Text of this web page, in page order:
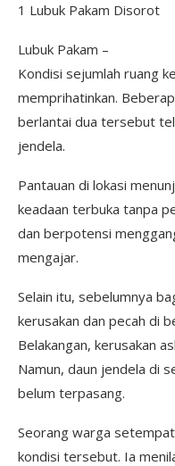
1 Lubuk Pakam Disorot
Lubuk Pakam –
Kondisi sejumlah ruang
memprihatinkan.
berlantai dua tersebut
jendela.
Pantauan di lokasi
keadaan terbuka tanpa
dan berpotensi
mengajar.
Selain itu, sebelumnya
kerusakan dan pecah di
Belakangan, kerusakan
Namun, daun jendela di
belum terpasang.
Seorang warga
kondisi tersebut. Ia